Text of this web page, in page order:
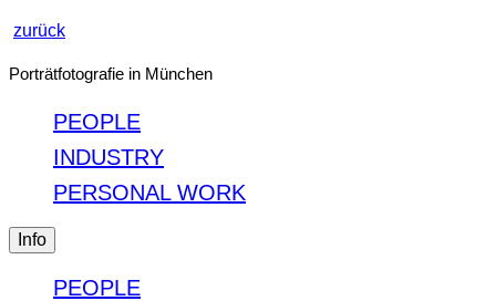
zurück
Porträtfotografie in München
PEOPLE
INDUSTRY
PERSONAL WORK
Info
PEOPLE